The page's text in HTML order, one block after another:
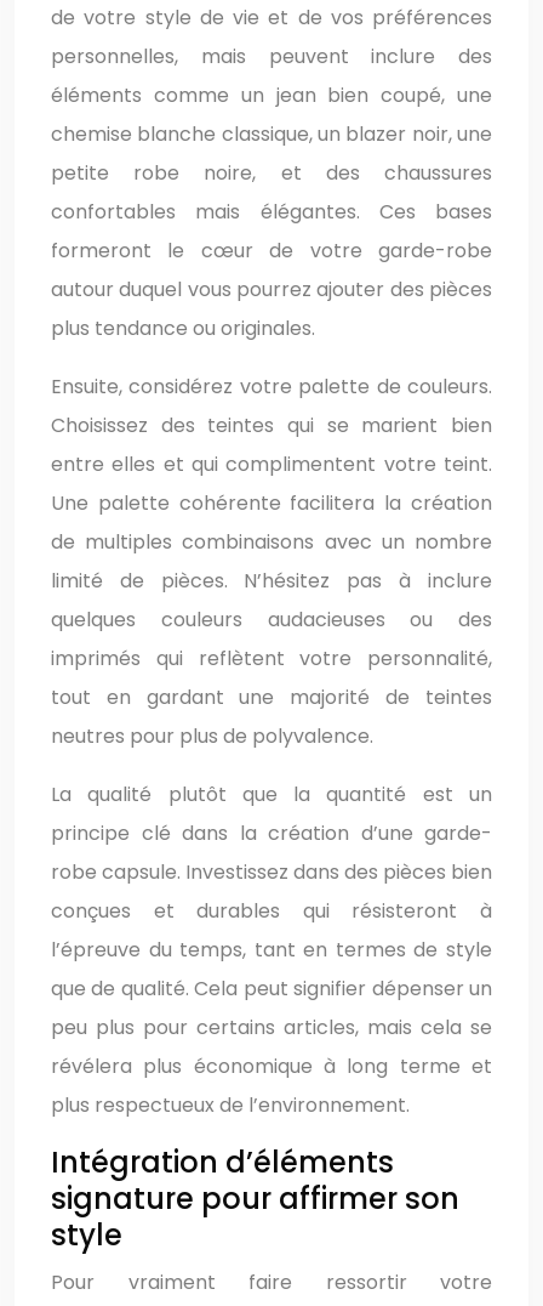
de votre style de vie et de vos préférences
personnelles, mais peuvent inclure des
éléments comme un jean bien coupé, une
chemise blanche classique, un blazer noir, une
petite robe noire, et des chaussures
confortables mais élégantes. Ces bases
formeront le cœur de votre garde-robe
autour duquel vous pourrez ajouter des pièces
plus tendance ou originales.
Ensuite, considérez votre palette de couleurs.
Choisissez des teintes qui se marient bien
entre elles et qui complimentent votre teint.
Une palette cohérente facilitera la création
de multiples combinaisons avec un nombre
limité de pièces. N’hésitez pas à inclure
quelques couleurs audacieuses ou des
imprimés qui reflètent votre personnalité,
tout en gardant une majorité de teintes
neutres pour plus de polyvalence.
La qualité plutôt que la quantité est un
principe clé dans la création d’une garde-
robe capsule. Investissez dans des pièces bien
conçues et durables qui résisteront à
l’épreuve du temps, tant en termes de style
que de qualité. Cela peut signifier dépenser un
peu plus pour certains articles, mais cela se
révélera plus économique à long terme et
plus respectueux de l’environnement.
Intégration d’éléments
signature pour affirmer son
style
Pour vraiment faire ressortir votre